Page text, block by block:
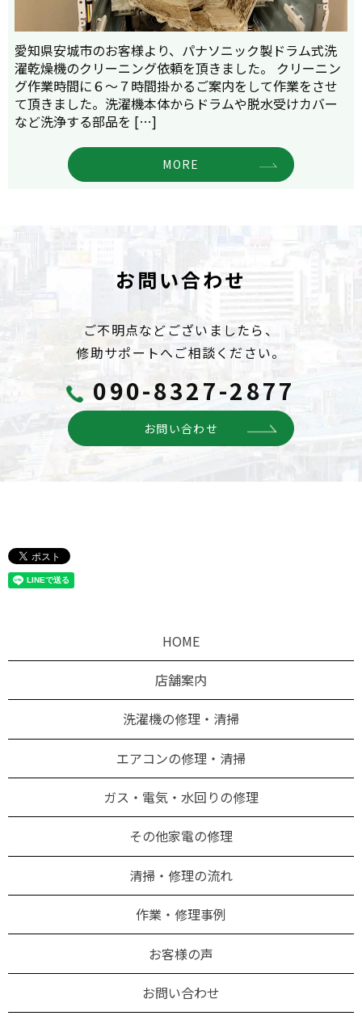
愛知県安城市のお客様より、パナソニック製ドラム式洗
濯乾燥機のクリーニング依頼を頂きました。 クリーニン
グ作業時間に６～７時間掛かるご案内をして作業をさせ
て頂きました。洗濯機本体からドラムや脱水受けカバー
など洗浄する部品を […]
MORE
お問い合わせ
ご不明点などございましたら、
修助サポートへご相談ください。
090-8327-2877
お問い合わせ
HOME
店舗案内
洗濯機の修理・清掃
エアコンの修理・清掃
ガス・電気・水回りの修理
その他家電の修理
清掃・修理の流れ
作業・修理事例
お客様の声
お問い合わせ